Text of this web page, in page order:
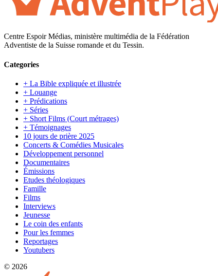
Centre Espoir Médias, ministère multimédia de la Fédération
Adventiste de la Suisse romande et du Tessin.
Categories
+ La Bible expliquée et illustrée
+ Louange
+ Prédications
+ Séries
+ Short Films (Court métrages)
+ Témoignages
10 jours de prière 2025
Concerts & Comédies Musicales
Développement personnel
Documentaires
Émissions
Etudes théologiques
Famille
Films
Interviews
Jeunesse
Le coin des enfants
Pour les femmes
Reportages
Youtubers
© 2026